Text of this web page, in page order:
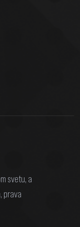
svetu, a
prava